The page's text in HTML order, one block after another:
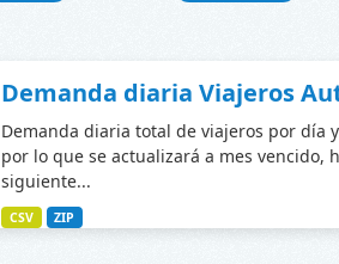
Demanda diaria Viajeros
Demanda diaria total de viajeros por día
por lo que se actualizará a mes
siguiente...
CSV ZIP